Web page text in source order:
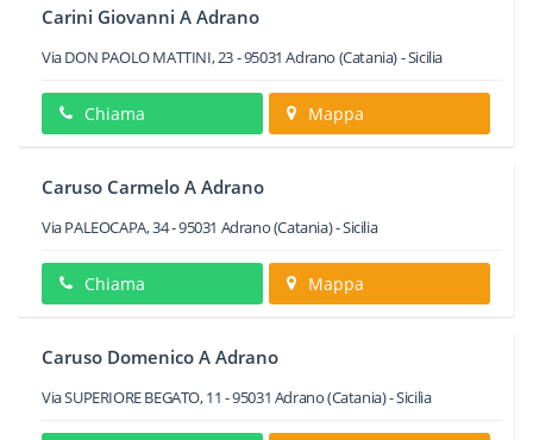
Carini Giovanni A Adrano
Via DON PAOLO MATTINI, 23-95031 Adrano (Catania) -Sicilia
Chiama Mappa
Caruso Carmelo A Adrano
Via PALEOCAPA, 34-95031 Adrano(Catania) -Sicilia
Chiama Mappa
Caruso Domenico A Adrano
Via SUPERIORE BEGATO, 11 -95031 Adrano(Catania) -Sicilia